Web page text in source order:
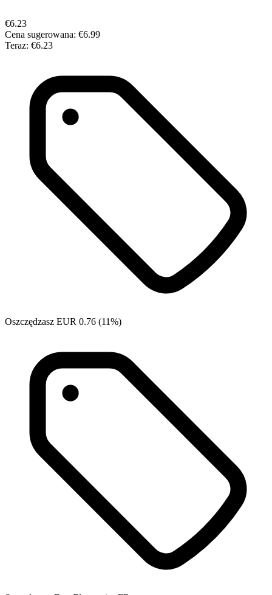
€6.23
Cena sugerowana: €6.99
Teraz: €6.23
Oszczędzasz EUR 0.76 (11%)